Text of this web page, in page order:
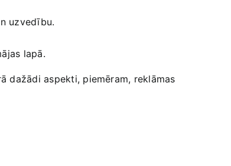
uzvedību.
lapā.
dažādi aspekti, piemēram, reklāmas